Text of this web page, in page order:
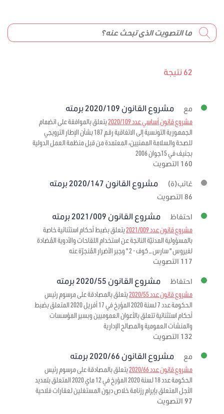
62 نتيجة
مع مشروع القانون 2020/109 برمته
مشروع قانون أساسي عدد 2020/109
يتعلق بالموافقة على انضمام
الجمهورية التونسية إلى الاتفاقية رقم 187 بشأن الإطار الترويجي
للصحة والسلامة المهنيين، المعتمدة من قبل منظمة العمل الدولية
بجنيف في 15جوان 2006
160 التصويت
غائب(ة) مشروع القانون 2020/147 برمته
86 التصويت
احتفاظ مشروع القانون 2021/009 برمته
مشروع قانون عدد 2021/009
يتعلق بضبط أحكام استثنائية خاصة
بالمسؤولية المدنيّة الناتجة عن استخدام اللقاحات والأدوية المُضادة
لفيروس " سارس – كوف - 2 " وجبر الأضرار المُنجرّة عنه
117 التصويت
احتفاظ مشروع القانون 2020/55 برمته
مشروع قانون عدد 2020/55
يتعلق بالمصادقة على مرسوم رئيس
الحكومة عدد 7 لسنة 2020 المؤرخ في 17 أفريل 2020 المتعلق بضبط
أحكام استثنائية تتعلق بالأعوان العموميين وبسير المؤسسات
والمنشآت العمومية والمصالح الإدارية
132 التصويت
مع مشروع القانون 2020/66 برمته
مشروع قانون عدد 2020/66
يتعلق بالمصادقة على مرسوم رئيس
الحكومة عدد 18 لسنة 2020 المؤرخ في 12 ماي 2020 المتعلق بتمديد
الأجل المتعلق بإبرام رزنامة خلاص ديون المستغلين لعقارات فلاحية
97 التصويت